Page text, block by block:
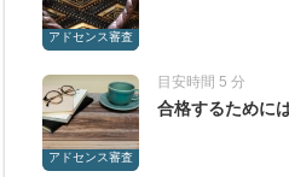
アドセンス審査
アドセンス審査
目安時間 5 分
合格するために